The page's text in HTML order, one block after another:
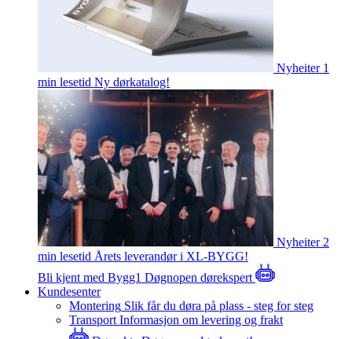
Nyheiter 1
min lesetid Ny dørkatalog!
Nyheiter 2
min lesetid Årets leverandør i XL-BYGG!
Bli kjent med Bygg1 Døgnopen dørekspert
Kundesenter
Montering Slik får du døra på plass - steg for steg
Transport Informasjon om levering og frakt